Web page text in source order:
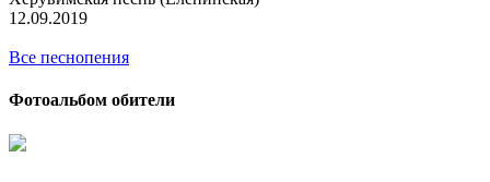
12.09.2019
Все песнопения
Фотоальбом обители